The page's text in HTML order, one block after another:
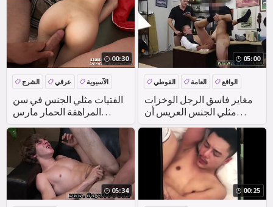
00:30
الفتيات مثلي الجنس في سن
المراهقة الحمار مارس
الجنس في خيمة -
الشرج عرقي الآسيوية
05:00
مغاير فاسق الرجل الوخزات
مثلي الجنس العريس أن
يحصل على الشرج مارس
الجنس!
القوطي العامة الواقع
05:34 00:25